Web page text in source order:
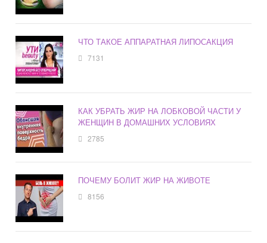
ЧТО ТАКОЕ АППАРАТНАЯ ЛИПОСАКЦИЯ
7131
КАК УБРАТЬ ЖИР НА ЛОБКОВОЙ ЧАСТИ У
ЖЕНЩИН В ДОМАШНИХ УСЛОВИЯХ
2785
ПОЧЕМУ БОЛИТ ЖИР НА ЖИВОТЕ
8156